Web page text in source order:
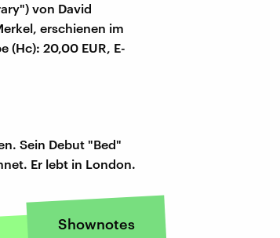
von David
erschienen im
(Hc): 20,00 EUR, E-
Sein Debut "Bed"
Er lebt in London.
Shownotes